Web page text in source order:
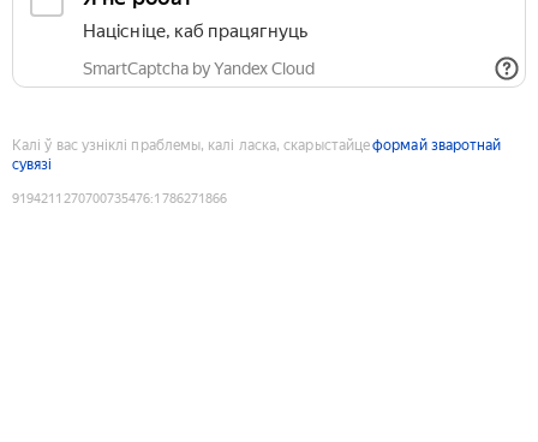
Націсніце, каб працягнуць
SmartCaptcha by Yandex Cloud
Калі ў вас узніклі праблемы, калі ласка, скарыстайцеформай зваротнай
сувязі
9194211270700735476:1786271866